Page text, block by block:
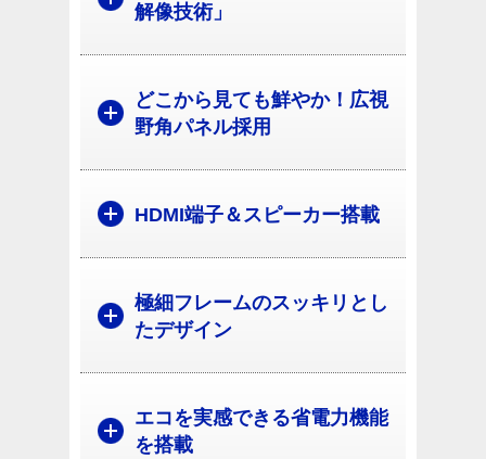
解像技術」
どこから見ても鮮やか！広視
野角パネル採用
HDMI端子＆スピーカー搭載
極細フレームのスッキリとし
たデザイン
エコを実感できる省電力機能
を搭載